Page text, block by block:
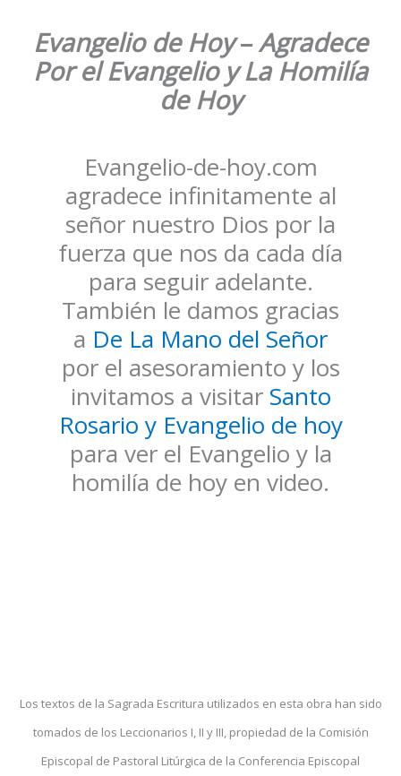
Evangelio de Hoy–Agradece
Por el Evangelio y La Homilía
de Hoy
Evangelio-de-hoy.com
agradece infinitamente al
señor nuestro Dios por la
fuerza que nos da cada día
para seguir adelante.
También le damos gracias
a De La Mano del Señor
por el asesoramiento y los
invitamos a visitar Santo
Rosario y Evangelio de hoy
para ver el Evangelio y la
homilía de hoy en video.
Los textos de la Sagrada Escritura utilizados en esta obra han sido
tomados de los Leccionarios I, II y III, propiedad de la Comisión
Episcopal de Pastoral Litúrgica de la Conferencia Episcopal